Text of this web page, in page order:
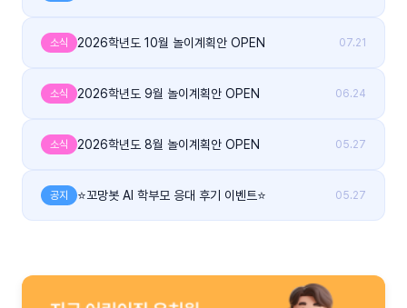
사항
우리
들의
후기
게시
타그
램
브
소식 2026학년도 10월 놀이계획안 OPEN 07.21
소식 2026학년도 9월 놀이계획안 OPEN 06.24
소식 2026학년도 8월 놀이계획안 OPEN 05.27
공지 ⭐꼬망봇 AI 학부모 응대 후기 이벤트⭐ 05.27